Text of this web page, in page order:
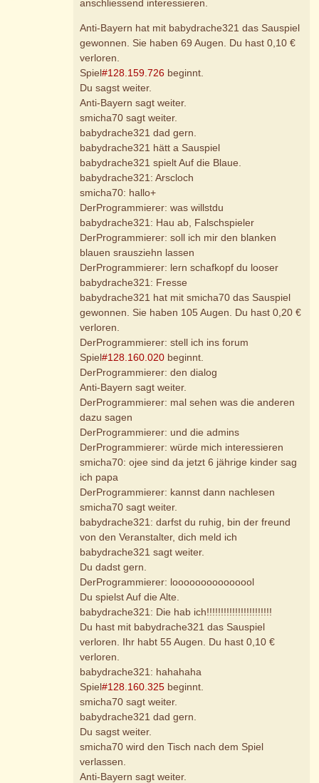
anschliessend interessieren.
Anti-Bayern hat mit babydrache321 das Sauspiel
gewonnen. Sie haben 69 Augen. Du hast 0,10 €
verloren.
Spiel#128.159.726 beginnt.
Du sagst weiter.
Anti-Bayern sagt weiter.
smicha70 sagt weiter.
babydrache321 dad gern.
babydrache321 hätt a Sauspiel
babydrache321 spielt Auf die Blaue.
babydrache321: Arscloch
smicha70: hallo+
DerProgrammierer: was willstdu
babydrache321: Hau ab, Falschspieler
DerProgrammierer: soll ich mir den blanken
blauen srausziehn lassen
DerProgrammierer: lern schafkopf du looser
babydrache321: Fresse
babydrache321 hat mit smicha70 das Sauspiel
gewonnen. Sie haben 105 Augen. Du hast 0,20 €
verloren.
DerProgrammierer: stell ich ins forum
Spiel#128.160.020 beginnt.
DerProgrammierer: den dialog
Anti-Bayern sagt weiter.
DerProgrammierer: mal sehen was die anderen
dazu sagen
DerProgrammierer: und die admins
DerProgrammierer: würde mich interessieren
smicha70: ojee sind da jetzt 6 jährige kinder sag
ich papa
DerProgrammierer: kannst dann nachlesen
smicha70 sagt weiter.
babydrache321: darfst du ruhig, bin der freund
von den Veranstalter, dich meld ich
babydrache321 sagt weiter.
Du dadst gern.
DerProgrammierer: looooooooooooool
Du spielst Auf die Alte.
babydrache321: Die hab ich!!!!!!!!!!!!!!!!!!!!!!!
Du hast mit babydrache321 das Sauspiel
verloren. Ihr habt 55 Augen. Du hast 0,10 €
verloren.
babydrache321: hahahaha
Spiel#128.160.325 beginnt.
smicha70 sagt weiter.
babydrache321 dad gern.
Du sagst weiter.
smicha70 wird den Tisch nach dem Spiel
verlassen.
Anti-Bayern sagt weiter.